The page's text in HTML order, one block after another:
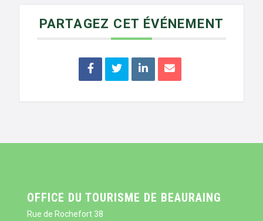
PARTAGEZ CET ÉVÉNEMENT
OFFICE DU TOURISME DE BEAURAING
Rue de Rochefort 38